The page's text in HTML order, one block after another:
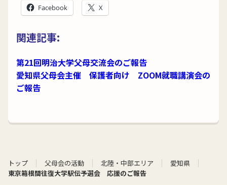
Facebook X
関連記事:
第21回明治大学父母交流会のご報告
愛知県父母会主催 保護者向け ZOOM就職講演会の
ご報告
トップ 父母会の活動 北陸・中部エリア
愛知県
東京箱根間往復大学駅伝予選会 応援のご報告